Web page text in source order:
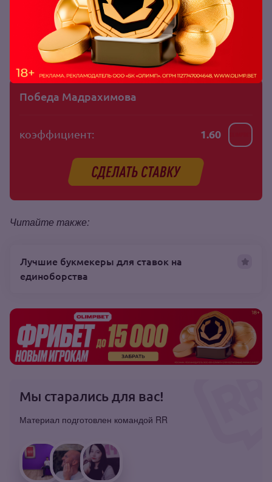
Ставим на победу Мадрахимова с
коэффициентом 1.60 по линии БКOlimpbet
Победа Мадрахимова
коэффициент: 1.60
Читайте также:
Лучшие букмекеры для ставок на
единоборства
Мы старались для вас!
Материал подготовлен командой RR